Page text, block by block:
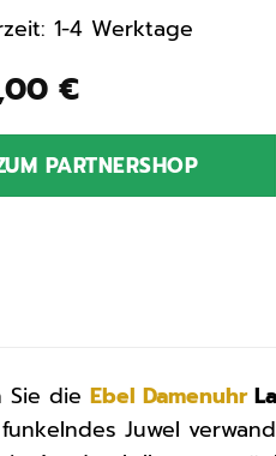
€
1-4 Werktage
PARTNERSHOP
Sie dieEbel Damenuhr
Juwel